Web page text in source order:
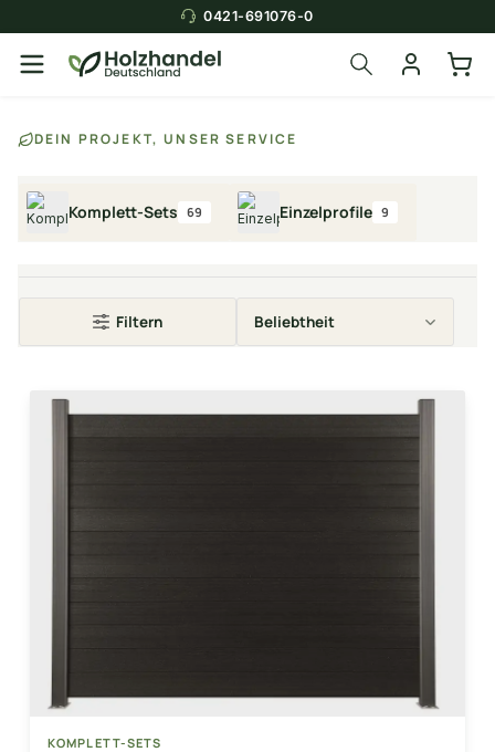
0421-691076-0
DEIN PROJEKT, UNSER SERVICE
Komplett-Sets 69 Einzelprofile 9
Filtern
KOMPLETT-SETS